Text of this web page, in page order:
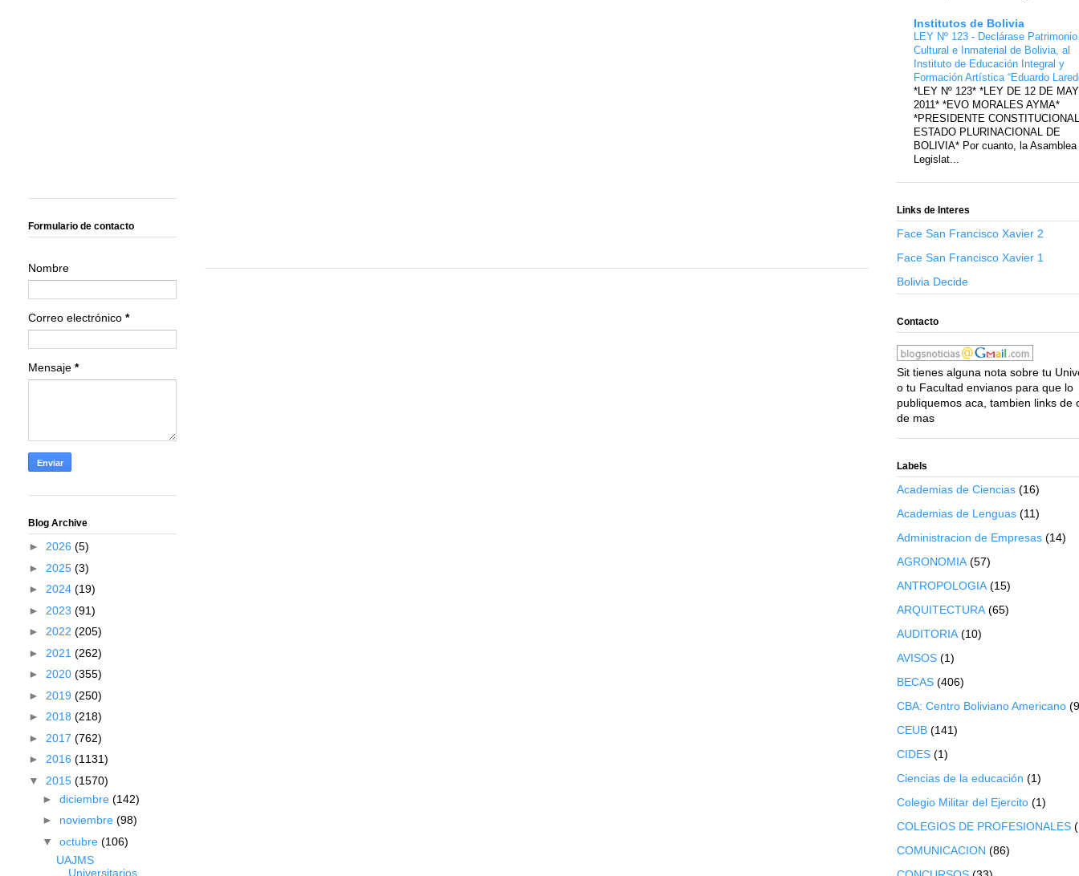
Formulario de contacto
Nombre
Correo electrónico *
Mensaje *
Blog Archive
► 2026 (5)
► 2025 (3)
► 2024 (19)
► 2023 (91)
► 2022 (205)
► 2021 (262)
► 2020 (355)
► 2019 (250)
► 2018 (218)
► 2017 (762)
► 2016 (1131)
▼ 2015 (1570)
► diciembre (142)
► noviembre (98)
▼ octubre (106)
UAJMS
Universitarios
Institutos de Bolivia
LEY Nº 123 - Declárase Patrimonio
Cultural e Inmaterial de Bolivia, al
Instituto de Educación Integral y
Formación Artística “Eduardo
*LEY Nº 123* *LEY DE 12 DE
2011* *EVO MORALES AYMA*
*PRESIDENTE
ESTADO PLURINACIONAL DE
BOLIVIA* Por cuanto, la Asamblea
Legislat...
Links de Interes
Face San Francisco Xavier 2
Face San Francisco Xavier 1
Bolivia Decide
Contacto
Sit tienes alguna nota sobre tu
o tu Facultad envianos para que lo
publiquemos aca, tambien links de
de mas
Labels
Academias de Ciencias (16)
Academias de Lenguas (11)
Administracion de Empresas (14)
AGRONOMIA (57)
ANTROPOLOGIA (15)
ARQUITECTURA (65)
AUDITORIA (10)
AVISOS (1)
BECAS (406)
CBA: Centro Boliviano Americano
CEUB (141)
CIDES (1)
Ciencias de la educación (1)
Colegio Militar del Ejercito (1)
COLEGIOS DE PROFESIONALES
COMUNICACION (86)